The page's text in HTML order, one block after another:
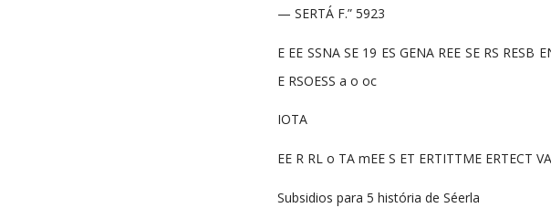
— SERTÁ F.” 5923
E EE SSNA SE 19 ES GENA REE SE RS RESB
E RSOESS a o oc
IOTA
EE R RL o TA mEE S ET ERTITTME ERTECT VA
Subsidios para 5 história de Séerla